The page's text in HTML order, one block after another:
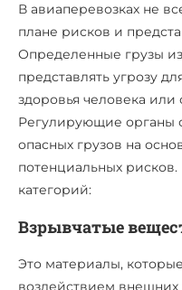
В авиаперевозках не
плане рисков и
Определенные грузы
представлять угрозу
здоровья человека
Регулирующие органы
опасных грузов на
потенциальных рисков.
категорий:
Взрывчатые
Это материалы,
воздействием внешних